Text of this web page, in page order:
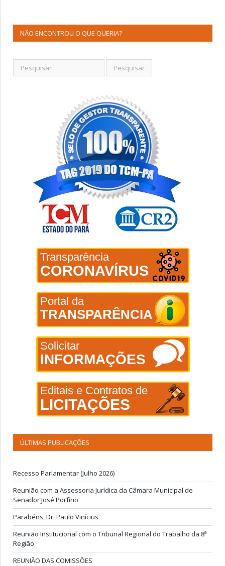
NÃO ENCONTROU O QUE QUERIA?
Transparência
CORONAVÍRUS
Portal da
TRANSPARÊNCIA
Solicitar
INFORMAÇÕES
Editais e Contratos de
LICITAÇÕES
ÚLTIMAS PUBLICAÇÕES
Recesso Parlamentar (Julho 2026)
Reunião com a Assessoria Jurídica da Câmara Municipal de
Senador José Porfírio
Parabéns, Dr. Paulo Vinícius
Reunião Institucional com o Tribunal Regional do Trabalho da 8ª
Região
REUNIÃO DAS COMISSÕES